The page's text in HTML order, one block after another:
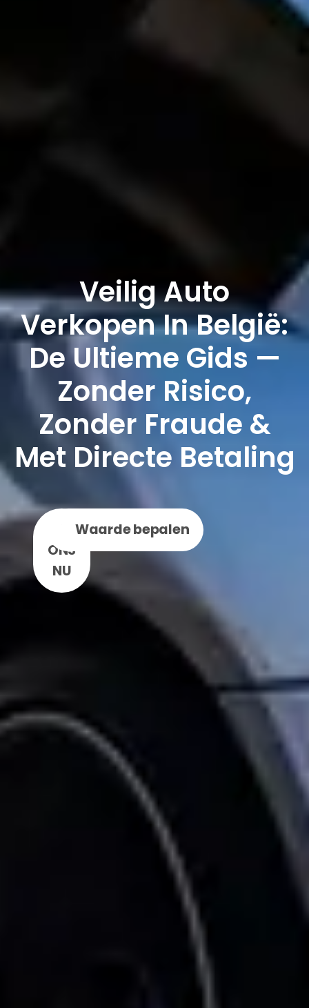
Veilig Auto
Verkopen In België:
De Ultieme Gids —
Zonder Risico,
Zonder Fraude &
Met Directe Betaling
ONS
NU
WhatsApp
Waarde bepalen